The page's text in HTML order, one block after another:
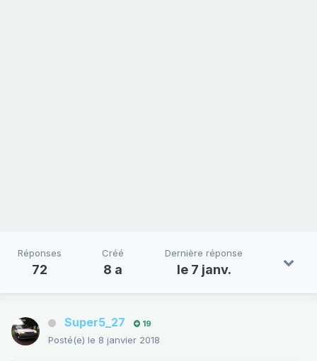
Réponses
72
Créé
8 a
Dernière réponse
le 7 janv.
Super5_27 19
Posté(e) le 8 janvier 2018